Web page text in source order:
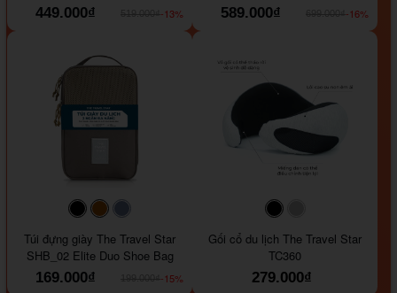
449.000₫
-13%
589.000₫
-16%
#000000#964B00
Túi đựng giày The Travel Star
SHB_02 Elite Duo Shoe Bag
169.000₫
-15%
Gối cổ du lịch The Travel Star
TC360
279.000₫